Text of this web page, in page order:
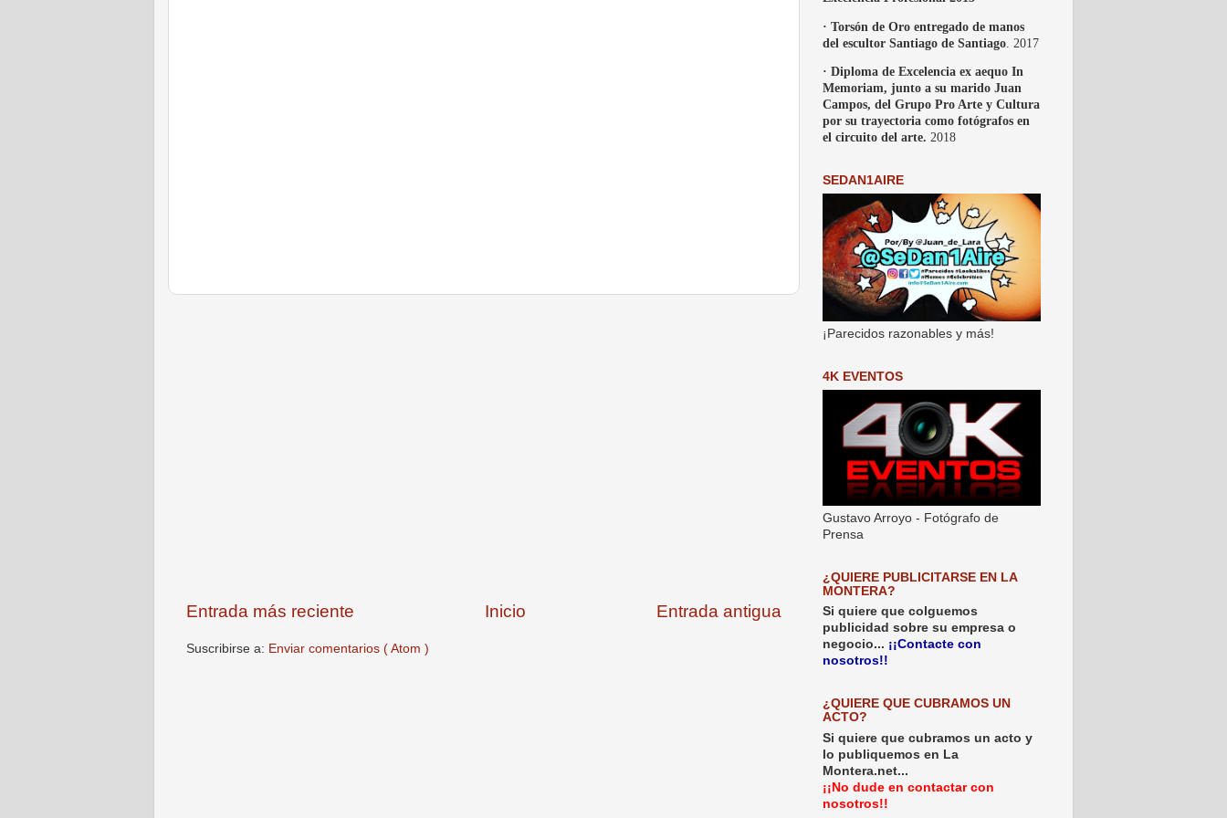
Entrada más reciente Entrada antigua
Inicio
Suscribirse a: Enviar comentarios ( Atom )
· Torsón de Oro entregado de manos
del escultor Santiago de Santiago . 2017
· Diploma de Excelencia ex aequo In
Memoriam, junto a su marido Juan
Campos, del Grupo Pro Arte y Cultura
por su trayectoria como fotógrafos en
el circuito del arte. 2018
SEDAN1AIRE
¡Parecidos razonables y más!
4K EVENTOS
Gustavo Arroyo - Fotógrafo de
Prensa
¿QUIERE PUBLICITARSE EN LA
MONTERA?
Si quiere que colguemos
publicidad sobre su empresa o
negocio... ¡¡Contacte con
nosotros!!
¿QUIERE QUE CUBRAMOS UN
ACTO?
Si quiere que cubramos un acto y
lo publiquemos en La
Montera.net...
¡¡No dude en contactar con
nosotros!!